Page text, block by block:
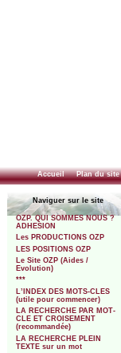
Accueil Plan du site
Naviguer sur le site
OZP. QUI SOMMES NOUS ?
ADHESION
Les PRODUCTIONS OZP
LES POSITIONS OZP
Le Site OZP (Aides /
Evolution)
***
L’INDEX DES MOTS-CLES
(utile pour commencer)
LA RECHERCHE PAR MOT-
CLE ET CROISEMENT
(recommandée)
LA RECHERCHE PLEIN
TEXTE sur un mot